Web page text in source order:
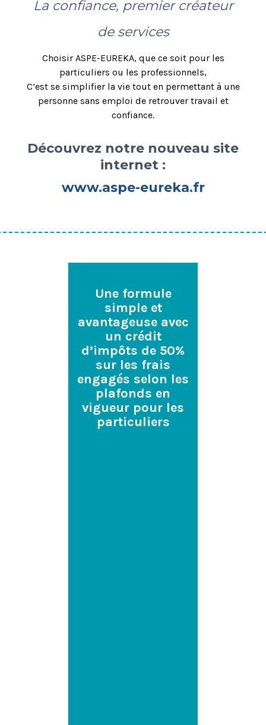
La confiance, premier créateur
de services
Choisir ASPE-EUREKA, que ce soit pour les
particuliers ou les professionnels,
C’est se simplifier la vie tout en permettant à une
personne sans emploi de retrouver travail et
confiance.
Découvrez notre nouveau site
internet :
www.aspe-eureka.fr
Une formule
simple et
avantageuse avec
un crédit
d’impôts de 50%
sur les frais
engagés selon les
plafonds en
vigueur pour les
particuliers